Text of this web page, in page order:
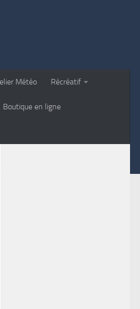
Météo Récréatif
Boutique en ligne